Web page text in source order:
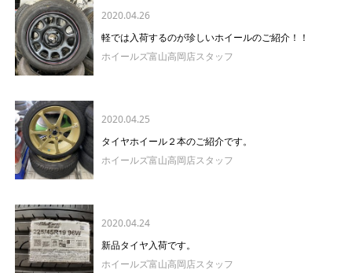
2020.04.26
軽では入荷するのが珍しいホイールのご紹介！！
ホイールズ富山高岡店スタッフ
2020.04.25
タイヤホイール２本のご紹介です。
ホイールズ富山高岡店スタッフ
2020.04.24
新品タイヤ入荷です。
ホイールズ富山高岡店スタッフ